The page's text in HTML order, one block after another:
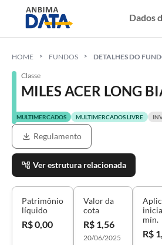
Dados
HOME FUNDOS DETALHES DO
Classe
MILES ACER LONG
MULTIMERCADOS MULTIMERCADOS LIVRE
Regulamento
Ver estrutura relacionada
Patrimônio
líquido
R$ 0,00
Valor da
cota
R$ 1,56
20/06/2025
mín.
R$